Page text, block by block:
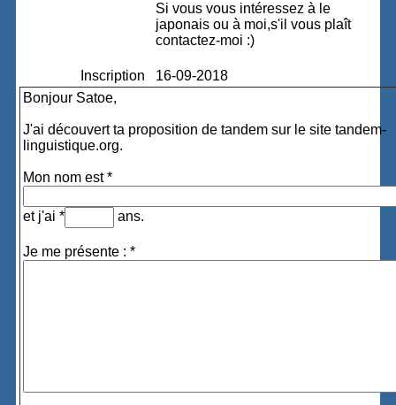
Si vous vous intéressez à le
japonais ou à moi,s'il vous plaît
contactez-moi :)
Inscription
16-09-2018
Bonjour Satoe,
J'ai découvert ta proposition de tandem sur le site tandem-
linguistique.org.
Mon nom est *
et j'ai * ans.
Je me présente : *